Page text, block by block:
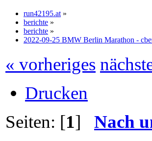
run42195.at »
berichte »
berichte »
2022-09-25 BMW Berlin Marathon -
« vorheriges
Drucken
Seiten: [1] Nach